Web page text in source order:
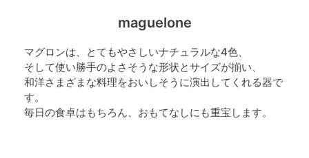
maguelone
マグロンは、とてもやさしいナチュラルな4色、
そして使い勝手のよさそうな形状とサイズが揃い、
和洋さまざまな料理をおいしそうに演出してくれる器で
す。
毎日の食卓はもちろん、おもてなしにも重宝します。